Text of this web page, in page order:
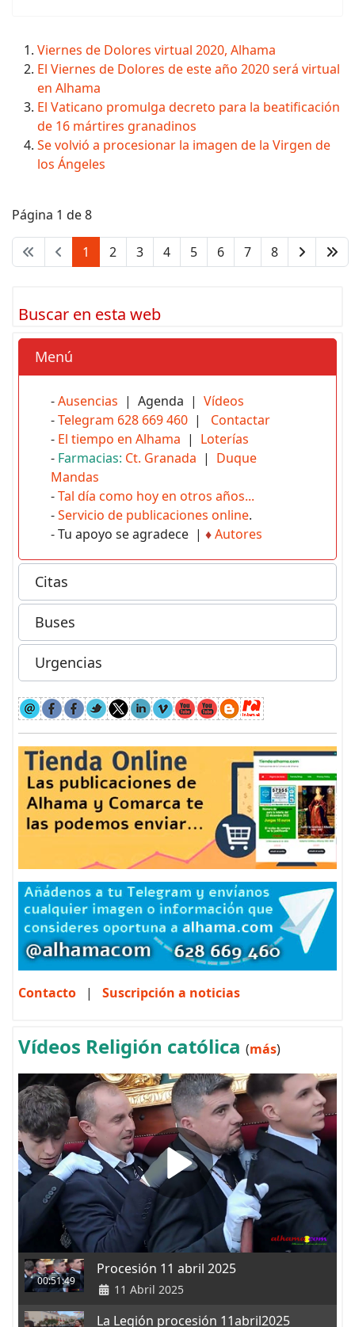
Viernes de Dolores virtual 2020, Alhama
El Viernes de Dolores de este año 2020 será virtual
en Alhama
El Vaticano promulga decreto para la beatificación
de 16 mártires granadinos
Se volvió a procesionar la imagen de la Virgen de
los Ángeles
Página 1 de 8
1 2 3 4 5 6 7 8
Buscar en esta web
Menú
-Ausencias | Agenda | Vídeos
-Telegram 628 669 460 | Contactar
- El tiempo en Alhama | Loterías
- Farmacias: Ct. Granada | Duque
Mandas
-Tal día como hoy en otros años...
-Servicio de publicaciones online.
- Tu apoyo se agradece | ♦Autores
Citas
Buses
Urgencias
Contacto | Suscripción a noticias
Vídeos Religión católica (más)
00:51:49
Procesión 11 abril 2025
11 Abril 2025
La Legión procesión 11abril2025